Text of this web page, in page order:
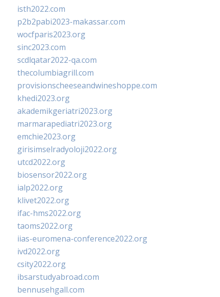
isth2022.com
p2b2pabi2023-makassar.com
wocfparis2023.org
sinc2023.com
scdlqatar2022-qa.com
thecolumbiagrill.com
provisionscheeseandwineshoppe.com
khedi2023.org
akademikgeriatri2023.org
marmarapediatri2023.org
emchie2023.org
girisimselradyoloji2022.org
utcd2022.org
biosensor2022.org
ialp2022.org
klivet2022.org
ifac-hms2022.org
taoms2022.org
iias-euromena-conference2022.org
ivd2022.org
csity2022.org
ibsarstudyabroad.com
bennusehgall.com